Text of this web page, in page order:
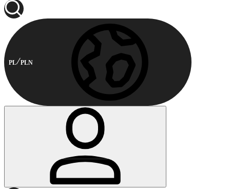
PL PLN